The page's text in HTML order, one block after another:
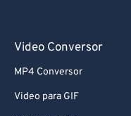
Video Conversor
MP4 Conversor
Video para GIF